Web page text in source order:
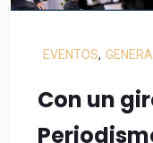
EVENTOS, GENERAL
Con un